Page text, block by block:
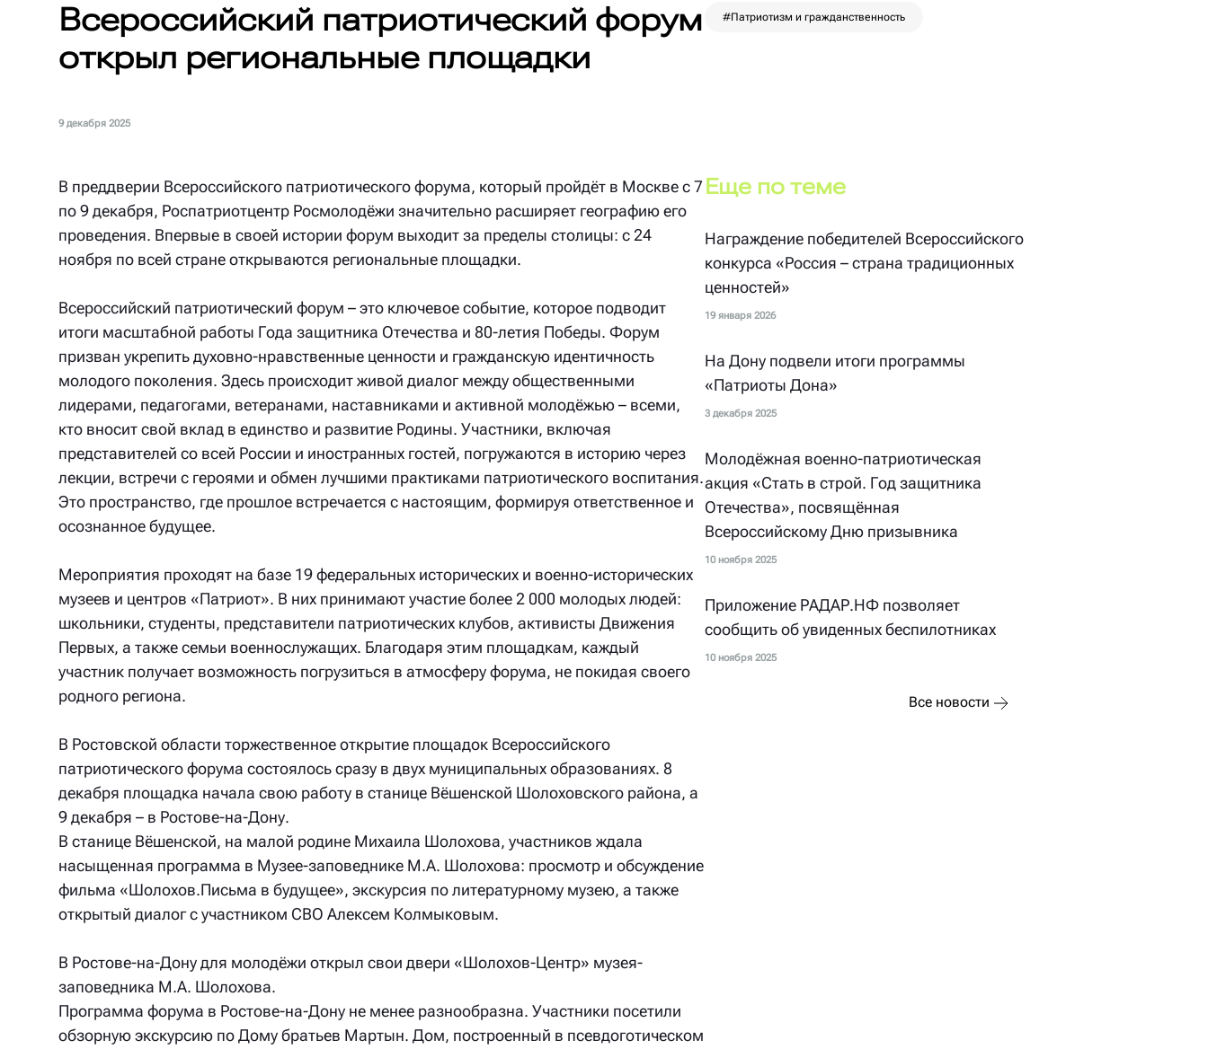
Всероссийский патриотический форум
открыл региональные площадки
9 декабря 2025
#Патриотизм и гражданственность
В преддверии Всероссийского патриотического форума, который пройдёт в Москве с 7
по 9 декабря, Роспатриотцентр Росмолодёжи значительно расширяет географию его
проведения. Впервые в своей истории форум выходит за пределы столицы: с 24
ноября по всей стране открываются региональные площадки.
Всероссийский патриотический форум – это ключевое событие, которое подводит
итоги масштабной работы Года защитника Отечества и 80-летия Победы. Форум
призван укрепить духовно-нравственные ценности и гражданскую идентичность
молодого поколения. Здесь происходит живой диалог между общественными
лидерами, педагогами, ветеранами, наставниками и активной молодёжью – всеми,
кто вносит свой вклад в единство и развитие Родины. Участники, включая
представителей со всей России и иностранных гостей, погружаются в историю через
лекции, встречи с героями и обмен лучшими практиками патриотического воспитания.
Это пространство, где прошлое встречается с настоящим, формируя ответственное и
осознанное будущее.
Мероприятия проходят на базе 19 федеральных исторических и военно-исторических
музеев и центров «Патриот». В них принимают участие более 2 000 молодых людей:
школьники, студенты, представители патриотических клубов, активисты Движения
Первых, а также семьи военнослужащих. Благодаря этим площадкам, каждый
участник получает возможность погрузиться в атмосферу форума, не покидая своего
родного региона.
В Ростовской области торжественное открытие площадок Всероссийского
патриотического форума состоялось сразу в двух муниципальных образованиях. 8
декабря площадка начала свою работу в станице Вёшенской Шолоховского района, а
9 декабря – в Ростове-на-Дону.
В станице Вёшенской, на малой родине Михаила Шолохова, участников ждала
насыщенная программа в Музее-заповеднике М.А. Шолохова: просмотр и обсуждение
фильма «Шолохов.Письма в будущее», экскурсия по литературному музею, а также
открытый диалог с участником СВО Алексем Колмыковым.
В Ростове-на-Дону для молодёжи открыл свои двери «Шолохов-Центр» музея-
заповедника М.А. Шолохова.
Программа форума в Ростове-на-Дону не менее разнообразна. Участники посетили
обзорную экскурсию по Дому братьев Мартын. Дом, построенный в псевдоготическом
Еще по теме
Награждение победителей Всероссийского
конкурса «Россия – страна традиционных
ценностей»
19 января 2026
На Дону подвели итоги программы
«Патриоты Дона»
3 декабря 2025
Молодёжная военно-патриотическая
акция «Стать в строй. Год защитника
Отечества», посвящённая
Всероссийскому Дню призывника
10 ноября 2025
Приложение РАДАР.НФ позволяет
сообщить об увиденных беспилотниках
10 ноября 2025
Все новости